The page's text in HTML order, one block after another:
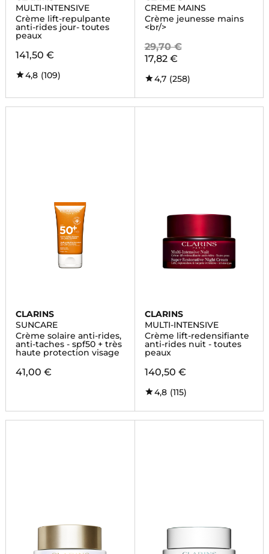
MULTI-INTENSIVE
Crème lift-repulpante
anti-rides jour- toutes
peaux
141,50 €
4,8 (109)
CREME MAINS
Crème jeunesse mains
<br/>
29,70 €
17,82 €
4,7 (258)
CLARINS
SUNCARE
Crème solaire anti-rides,
anti-taches - spf50 + très
haute protection visage
41,00 €
CLARINS
MULTI-INTENSIVE
Crème lift-redensifiante
anti-rides nuit - toutes
peaux
140,50 €
4,8 (115)